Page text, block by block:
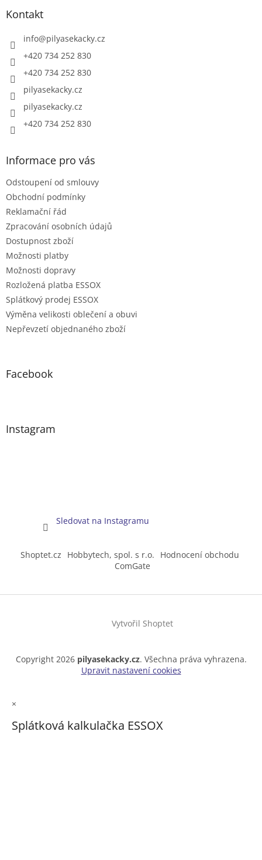
Kontakt
info@pilyasekacky.cz
+420 734 252 830
+420 734 252 830
pilyasekacky.cz
pilyasekacky.cz
+420 734 252 830
Informace pro vás
Odstoupení od smlouvy
Obchodní podmínky
Reklamační řád
Zpracování osobních údajů
Dostupnost zboží
Možnosti platby
Možnosti dopravy
Rozložená platba ESSOX
Splátkový prodej ESSOX
Výměna velikosti oblečení a obuvi
Nepřevzetí objednaného zboží
Facebook
Instagram
Sledovat na Instagramu
Shoptet.cz Hobbytech, spol. s r.o.
Hodnocení obchodu
ComGate
Vytvořil Shoptet
Copyright 2026 pilyasekacky.cz. Všechna práva vyhrazena.
Upravit nastavení cookies
×
Splátková kalkulačka ESSOX